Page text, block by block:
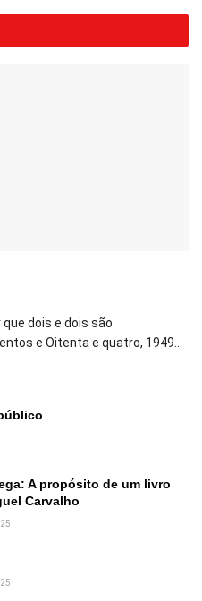
dois e dois são
e Oitenta e quatro, 1949...
A propósito de um livro
Carvalho